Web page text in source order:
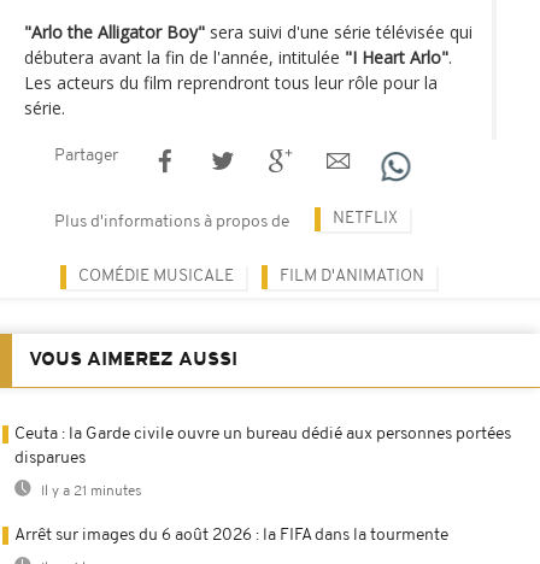
"Arlo the Alligator Boy" sera suivi d'une série télévisée qui
débutera avant la fin de l'année, intitulée "I Heart Arlo".
Les acteurs du film reprendront tous leur rôle pour la
série.
Partager
Plus d'informations à propos de NETFLIX
COMÉDIE MUSICALE FILM D'ANIMATION
VOUS AIMEREZ AUSSI
Ceuta : la Garde civile ouvre un bureau dédié aux personnes portées
disparues
Il y a 21 minutes
Arrêt sur images du 6 août 2026 : la FIFA dans la tourmente